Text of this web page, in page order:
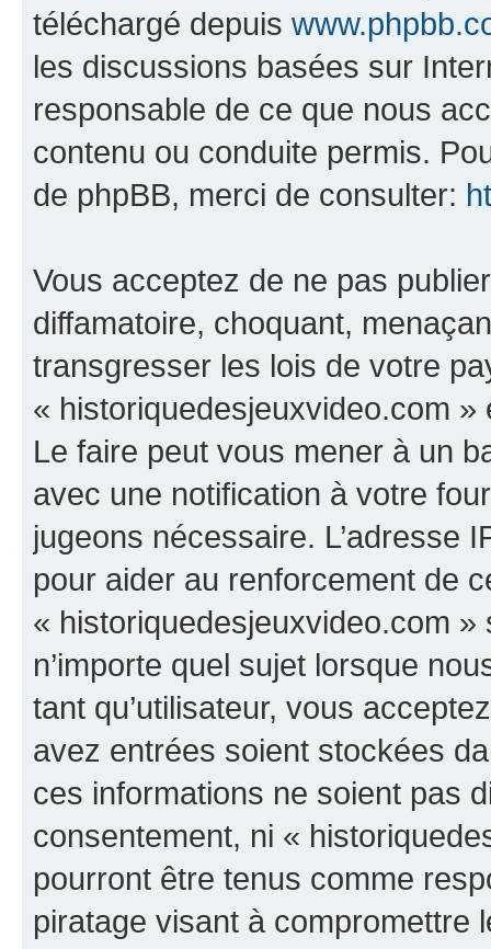
téléchargé depuis
les discussions basées sur
responsable de ce que nous
contenu ou conduite permis.
de phpBB, merci de consulter:
Vous acceptez de ne pas
diffamatoire, choquant,
transgresser les lois de votre
« historiquedesjeuxvideo.com
Le faire peut vous mener à un
avec une notification à votre
jugeons nécessaire. L’adresse
pour aider au renforcement de
« historiquedesjeuxvideo.com
n’importe quel sujet lorsque
tant qu’utilisateur, vous
avez entrées soient stockées
ces informations ne soient pas
consentement, ni «
pourront être tenus comme
piratage visant à compromettre